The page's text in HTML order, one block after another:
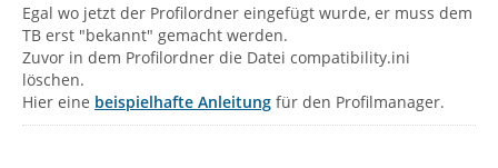
Egal wo jetzt der Profilordner eingefügt wurde, er muss dem
TB erst "bekannt" gemacht werden.
Zuvor in dem Profilordner die Datei compatibility.ini
löschen.
Hier eine beispielhafte Anleitung für den Profilmanager.